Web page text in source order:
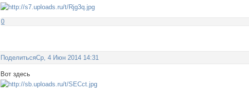
0
ПоделитьсяСр, 4 Июн 2014 14:31
Вот здесь